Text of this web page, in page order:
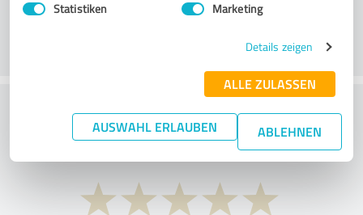
Statistiken Marketing
Details zeigen
ALLE ZULASSEN
AUSWAHL ERLAUBEN ABLEHNEN
What do you think of the price to
performance ratio?